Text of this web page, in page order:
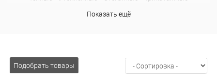
На пуговицах Больших размеров
Показать ещё
Подобрать товары